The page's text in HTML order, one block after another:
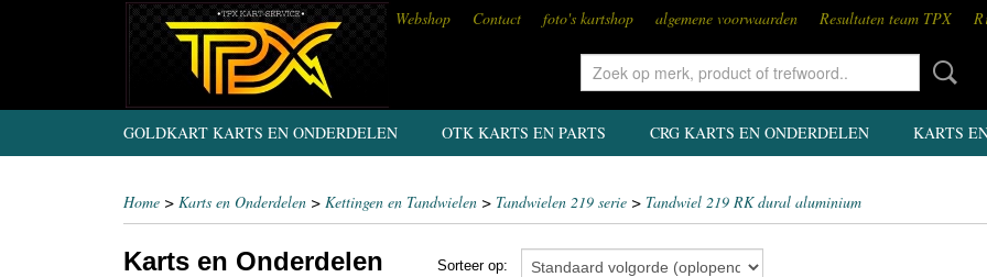
Webshop Contact foto's kartshop algemene voorwaarden Resultaten team TPX
GOLDKART KARTS EN ONDERDELEN OTK KARTS EN PARTS CRG KARTS EN ONDERDELEN KARTS
Home > Karts en Onderdelen > Kettingen en Tandwielen > Tandwielen 219 serie > Tandwiel 219 RK dural aluminium
Karts en Onderdelen Sorteer op: